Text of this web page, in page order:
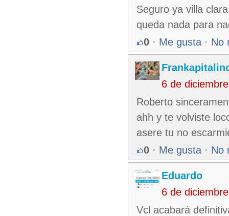
Seguro ya villa
queda nada para
0 · Me gusta · No
6 de
Roberto
ahh y te volviste
asere tu no
0 · Me gusta · No
Eduardo
6 de
Vcl acabará